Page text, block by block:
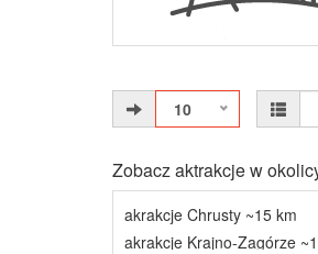
10
Zobacz aktrakcje w
akrakcje Chrusty ~15 km
akrakcje Krajno-Zagórze